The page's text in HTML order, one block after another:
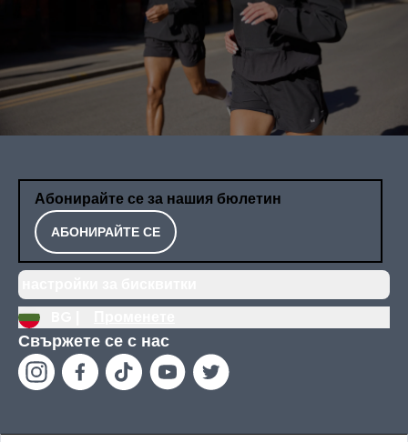
Абонирайте се за нашия бюлетин
АБОНИРАЙТЕ СЕ
Свържете се с нас